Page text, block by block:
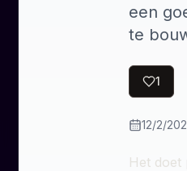
een
te
1
12/2/
Het doet